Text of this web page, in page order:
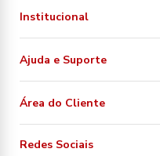
Institucional
Ajuda e Suporte
Área do Cliente
Redes Sociais